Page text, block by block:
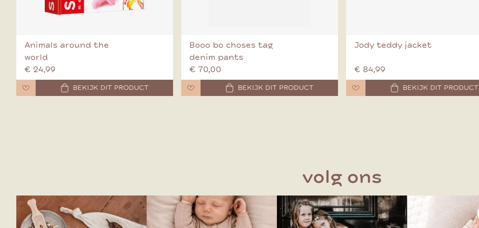
Animals around the
world
€ 24,99
BEKIJK DIT PRODUCT
Booo bo choses tag
denim pants
€ 70,00
BEKIJK DIT PRODUCT
Jody teddy jacket
€ 84,99
BEKIJK DIT PRODUCT
volg ons